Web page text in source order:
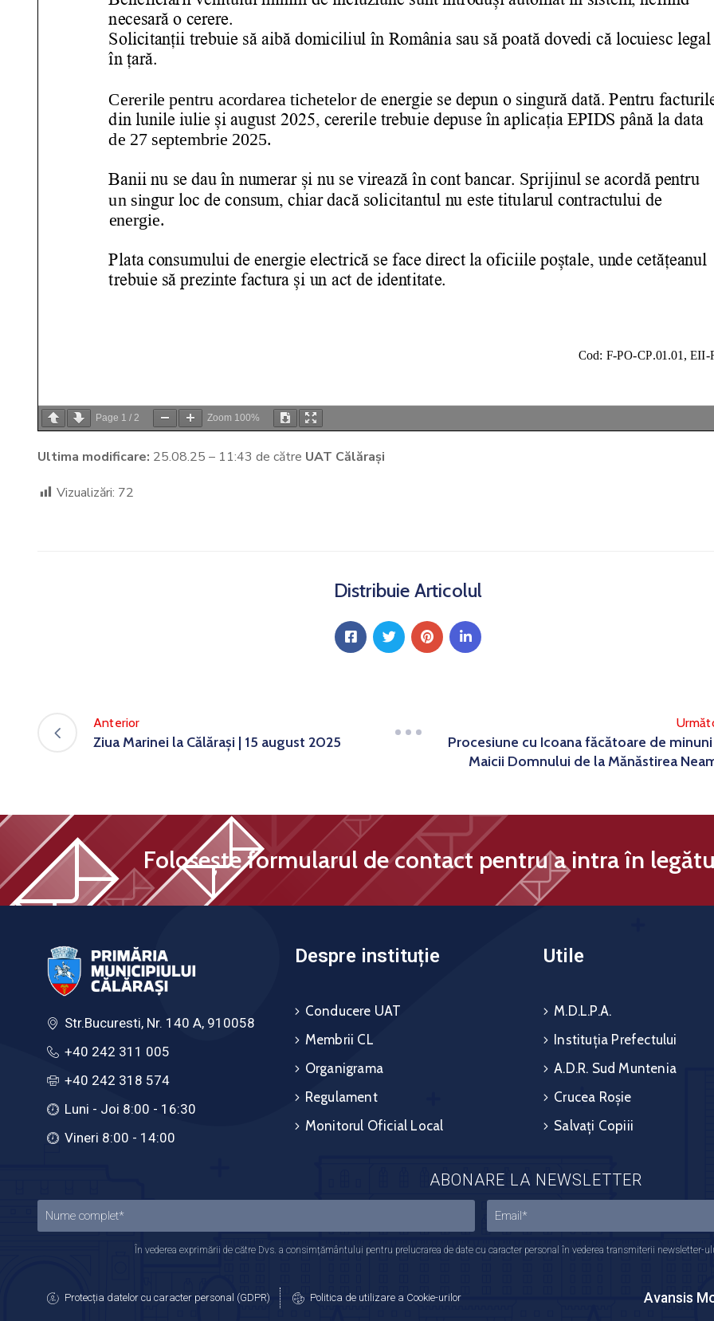
Page 1 / 2 Zoom 100%
Ultima modificare: 25.08.25 – 11:43 de către UAT Călărași
Vizualizări: 72
Distribuie Articolul
Anterior
Ziua Marinei la Călărași | 15 august 2025
Procesiune cu Icoana făcătoare de
Maicii Domnului de la Mănăstirea
Folosește formularul de contact pentru a intra în
Str.Bucuresti, Nr. 140 A, 910058
+40 242 311 005
+40 242 318 574
Luni - Joi 8:00 - 16:30
Vineri 8:00 - 14:00
Despre instituție
Conducere UAT
Membrii CL
Organigrama
Regulament
Monitorul Oficial Local
Utile
M.D.L.P.A.
Instituția Prefectului
A.D.R. Sud Muntenia
Crucea Roșie
Salvați Copiii
ABONARE LA NEWSLETTER
În vederea exprimării de către Dvs. a consimțământului pentru prelucrarea de date cu caracter personal în vederea transmiterii newsletter-
Protecția datelor cu caracter personal (GDPR) Politica de utilizare a Cookie-urilor Avansis